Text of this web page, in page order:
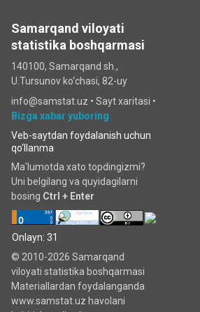
Samarqand viloyati
statistika boshqarmasi
140100, Samarqand sh.,
U.Tursunov ko‘chаsi, 82-uy
info@samstat.uz • Sayt xaritasi •
Bizga xabar yuboring
Veb-saytdan foydalanish uchun
qo‘llanma
Ma'lumotda xato topdingizmi?
Uni belgilang va quyidagilarni
bosing Ctrl + Enter
Onlayn: 31
© 2010-2026 Samarqand
viloyati statistika boshqarmasi
Materiallardan foydalanganda
www.samstat.uz havolani